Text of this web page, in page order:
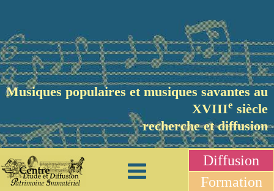
Musiques populaires et musiques savantes au
XVIIIe siècle
recherche et diffusion
Diffusion
Formation